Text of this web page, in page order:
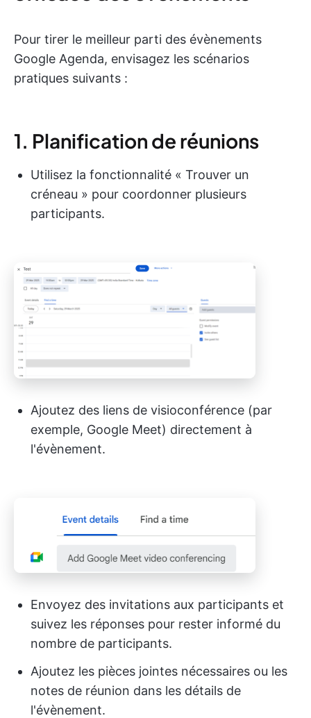
Pour tirer le meilleur parti des évènements
Google Agenda, envisagez les scénarios
pratiques suivants :
1. Planification de réunions
Utilisez la fonctionnalité « Trouver un
créneau » pour coordonner plusieurs
participants.
Ajoutez des liens de visioconférence (par
exemple, Google Meet) directement à
l'évènement.
Envoyez des invitations aux participants et
suivez les réponses pour rester informé du
nombre de participants.
Ajoutez les pièces jointes nécessaires ou les
notes de réunion dans les détails de
l'évènement.